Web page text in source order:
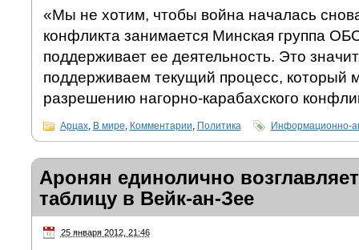
«Мы не хотим, чтобы война началась
конфликта занимается Минская группа
поддерживает ее деятельность. Это
поддерживаем текущий процесс, который
разрешению нагорно-карабахского
Арцах, В мире Комментарии Политика Информационно-
Аронян единолично
таблицу в Вейк-ан-Зее
25 января 2012, 21:46